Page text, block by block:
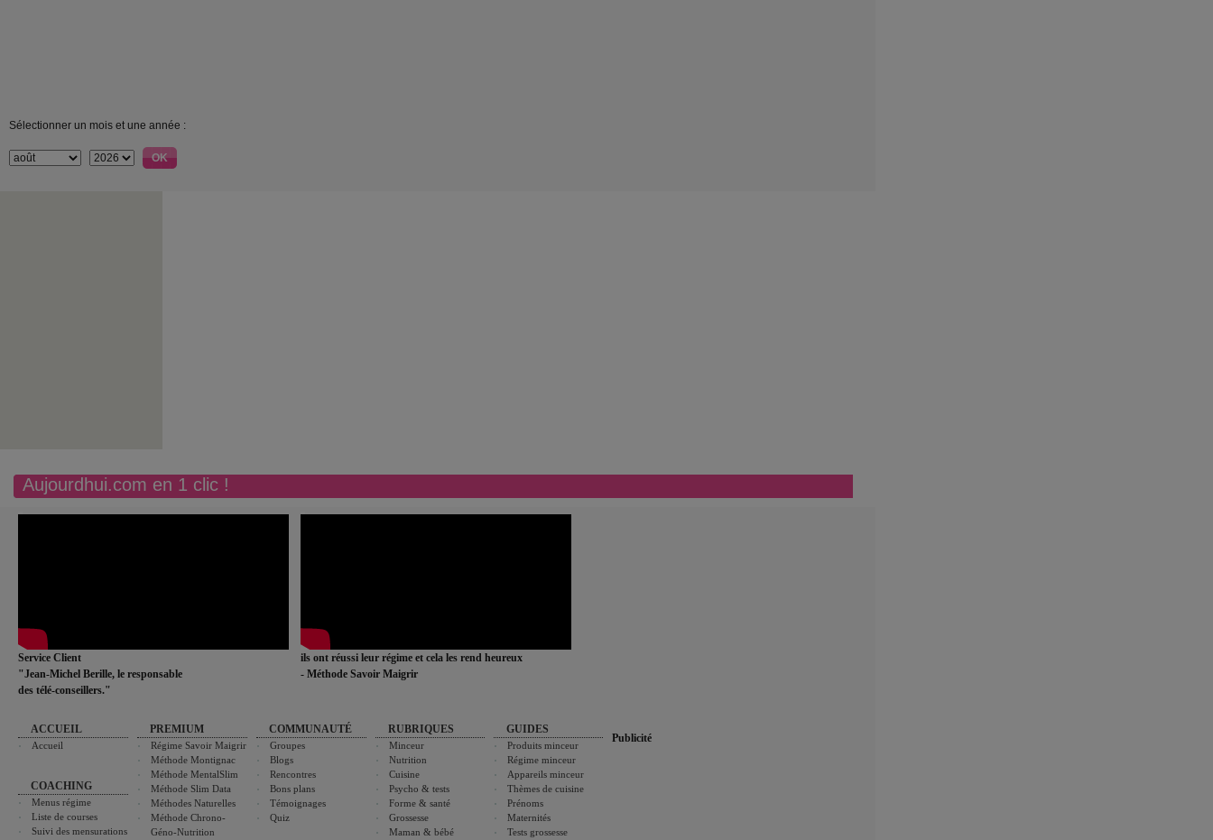
Sélectionner un mois et une année :
Aujourdhui.com en 1 clic !
Service Client
"Jean-Michel Berille, le responsable
des télé-conseillers."
ils ont réussi leur régime et cela les rend heureux
- Méthode Savoir Maigrir
ACCUEIL
Accueil
COACHING
Menus régime
Liste de courses
Suivi des mensurations
PREMIUM
Régime Savoir Maigrir
Méthode Montignac
Méthode MentalSlim
Méthode Slim Data
Méthodes Naturelles
Méthode Chrono-
Géno-Nutrition
COMMUNAUTÉ
Groupes
Blogs
Rencontres
Bons plans
Témoignages
Quiz
RUBRIQUES
Minceur
Nutrition
Cuisine
Psycho & tests
Forme & santé
Grossesse
Maman & bébé
GUIDES
Produits minceur
Régime minceur
Appareils minceur
Thèmes de cuisine
Prénoms
Maternités
Tests grossesse
Publicité